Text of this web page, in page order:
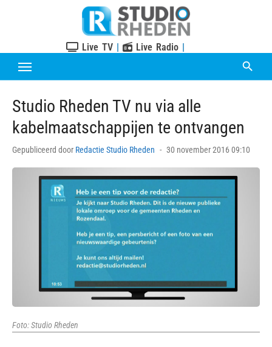
Live TV | Live Radio |
Studio Rheden TV nu via alle
kabelmaatschappijen te ontvangen
Gepubliceerd door Redactie Studio Rheden
Posted
30 november 2016 09:10
Foto: Studio Rheden